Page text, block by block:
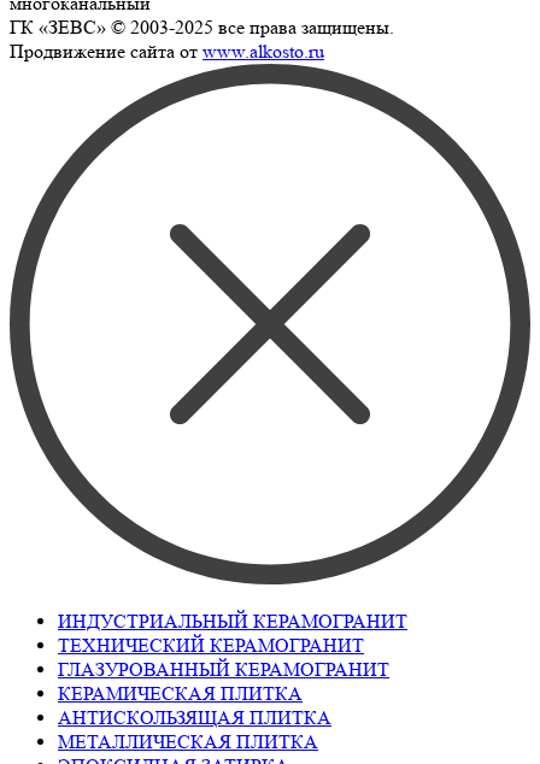
ГК «ЗЕВС» © 2003-2025 все права защищены.
Продвижение сайта от www.alkosto.ru
ИНДУСТРИАЛЬНЫЙ КЕРАМОГРАНИТ
ТЕХНИЧЕСКИЙ КЕРАМОГРАНИТ
ГЛАЗУРОВАННЫЙ КЕРАМОГРАНИТ
КЕРАМИЧЕСКАЯ ПЛИТКА
АНТИСКОЛЬЗЯЩАЯ ПЛИТКА
МЕТАЛЛИЧЕСКАЯ ПЛИТКА